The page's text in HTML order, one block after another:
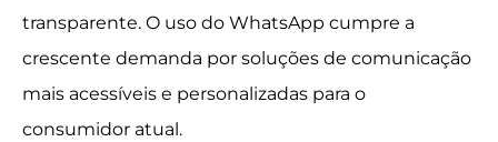
transparente. O uso do WhatsApp cumpre a
crescente demanda por soluções de comunicação
mais acessíveis e personalizadas para o
consumidor atual.